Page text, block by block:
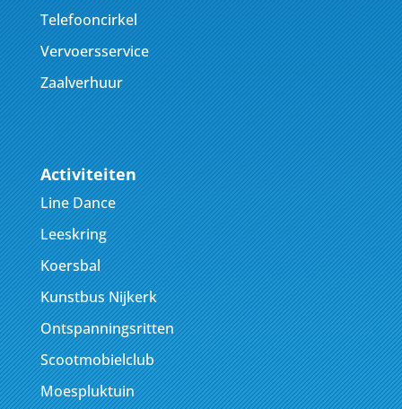
Telefooncirkel
Vervoersservice
Zaalverhuur
Activiteiten
Line Dance
Leeskring
Koersbal
Kunstbus Nijkerk
Ontspanningsritten
Scootmobielclub
Moespluktuin